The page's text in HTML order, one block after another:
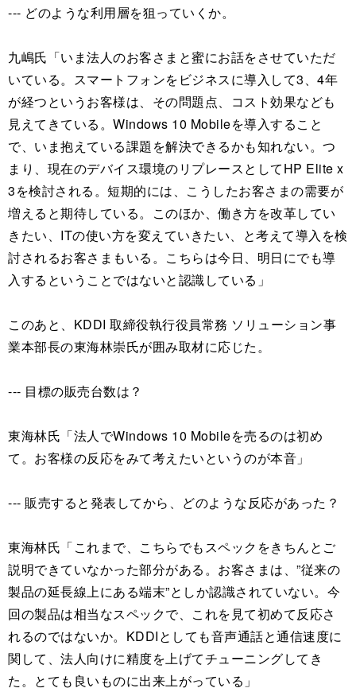
--- どのような利用層を狙っていくか。
九嶋氏「いま法人のお客さまと蜜にお話をさせていただ
いている。スマートフォンをビジネスに導入して3、4年
が経つというお客様は、その問題点、コスト効果なども
見えてきている。Windows 10 Mobileを導入すること
で、いま抱えている課題を解決できるかも知れない。つ
まり、現在のデバイス環境のリプレースとしてHP Elite x
3を検討される。短期的には、こうしたお客さまの需要が
増えると期待している。このほか、働き方を改革してい
きたい、ITの使い方を変えていきたい、と考えて導入を検
討されるお客さまもいる。こちらは今日、明日にでも導
入するということではないと認識している」
このあと、KDDI 取締役執行役員常務 ソリューション事
業本部長の東海林崇氏が囲み取材に応じた。
--- 目標の販売台数は？
東海林氏「法人でWindows 10 Mobileを売るのは初め
て。お客様の反応をみて考えたいというのが本音」
--- 販売すると発表してから、どのような反応があった？
東海林氏「これまで、こちらでもスペックをきちんとご
説明できていなかった部分がある。お客さまは、”従来の
製品の延長線上にある端末”としか認識されていない。今
回の製品は相当なスペックで、これを見て初めて反応さ
れるのではないか。KDDIとしても音声通話と通信速度に
関して、法人向けに精度を上げてチューニングしてき
た。とても良いものに出来上がっている」